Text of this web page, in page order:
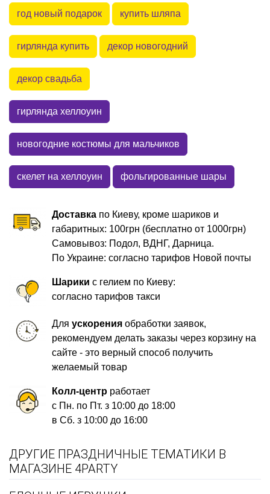
год новый подарок купить шляпа
гирлянда купить декор новогодний
декор свадьба
гирлянда хеллоуин
новогодние костюмы для мальчиков
скелет на хеллоуин фольгированные шары
Доставка по Киеву, кроме шариков и
габаритных: 100грн (бесплатно от 1000грн)
Самовывоз: Подол, ВДНГ, Дарница.
По Украине: согласно тарифов Новой почты
Шарики с гелием по Киеву:
согласно тарифов такси
Дляускорения обработки заявок,
рекомендуем делать заказы через корзину на
сайте - это верный способ получить
желаемый товар
Колл-центр работает
с Пн. по Пт. з 10:00 до 18:00
в Сб. з 10:00 до 16:00
ДРУГИЕ ПРАЗДНИЧНЫЕ ТЕМАТИКИ В
МАГАЗИНЕ 4PARTY